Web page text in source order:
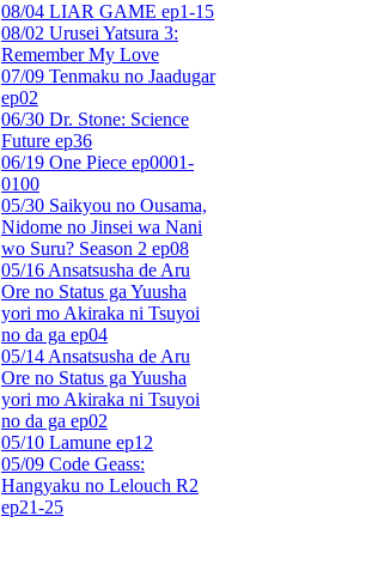
08/04 LIAR GAME ep1-15
08/02 Urusei Yatsura 3:
Remember My Love
07/09 Tenmaku no Jaadugar
ep02
06/30 Dr. Stone: Science
Future ep36
06/19 One Piece ep0001-
0100
05/30 Saikyou no Ousama,
Nidome no Jinsei wa Nani
wo Suru? Season 2 ep08
05/16 Ansatsusha de Aru
Ore no Status ga Yuusha
yori mo Akiraka ni Tsuyoi
no da ga ep04
05/14 Ansatsusha de Aru
Ore no Status ga Yuusha
yori mo Akiraka ni Tsuyoi
no da ga ep02
05/10 Lamune ep12
05/09 Code Geass:
Hangyaku no Lelouch R2
ep21-25